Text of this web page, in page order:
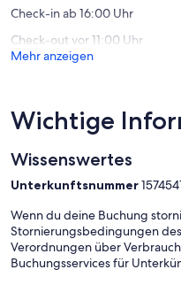
Check-in ab 16:00 Uhr
Check-out vor 11:00 Uhr
Mehr anzeigen
Wichtige
Wissenswertes
Unterkunftsnummer
Wenn du deine Buchung
Stornierungsbedingungen
Verordnungen über
Buchungsservices für